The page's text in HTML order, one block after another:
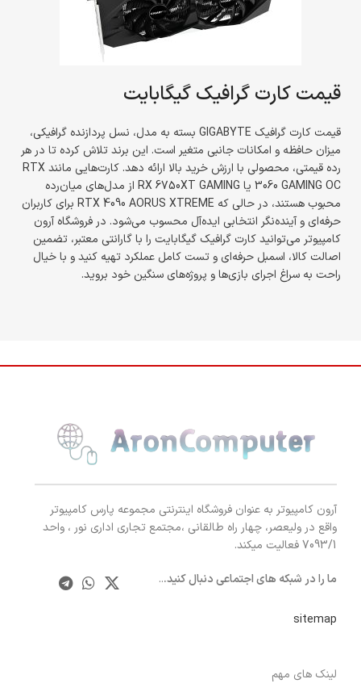
قیمت کارت گرافیک گیگابایت
قیمت کارت گرافیک GIGABYTE بسته به مدل، نسل پردازنده گرافیکی،
میزان حافظه و امکانات جانبی متغیر است. این برند تلاش کرده تا در هر
رده قیمتی، محصولی با ارزش خرید بالا ارائه دهد. کارت‌هایی مانند RTX
3060 GAMING OC یا RX 6750XT GAMING از مدل‌های میان‌رده
محبوب هستند، در حالی که RTX 4090 AORUS XTREME برای کاربران
حرفه‌ای و آینده‌نگر انتخابی ایده‌آل محسوب می‌شود. در فروشگاه آرون
کامپیوتر می‌توانید کارت گرافیک گیگابایت را با گارانتی معتبر، تضمین
اصالت کالا، اسمبل حرفه‌ای و تست کامل عملکرد تهیه کنید و با خیال
راحت به سراغ اجرای بازی‌ها و پروژه‌های سنگین خود بروید.
آرون کامپیوتر به عنوان فروشگاه اینترنتی مجموعه پارس کامپیوتر
واقع در ولیعصر، چهار راه طالقانی ،مجتمع تجاری اداری نور ، واحد
7093/1 فعالیت میکند.
ما را در شبکه های اجتماعی دنبال کنید...
sitemap
لینک های مهم